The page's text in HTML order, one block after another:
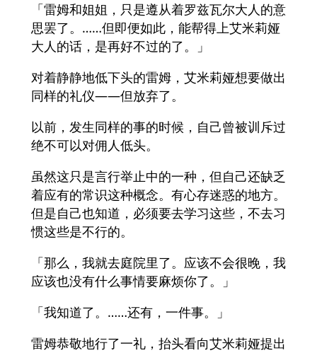
「雷姆和姐姐，只是遵从着罗兹瓦尔大人的意
思罢了。……但即便如此，能帮得上艾米莉娅
大人的话，是再好不过的了。」
对着静静地低下头的雷姆，艾米莉娅想要做出
同样的礼仪——但放弃了。
以前，发生同样的事的时候，自己曾被训斥过
绝不可以对佣人低头。
虽然这只是言行举止中的一种，但自己还缺乏
着应有的常识这种概念。有心存迷惑的地方。
但是自己也知道，必须要去学习这些，不去习
惯这些是不行的。
「那么，我就去庭院里了。应该不会很晚，我
应该也没有什么事情要麻烦你了。」
「我知道了。……还有，一件事。」
雷姆恭敬地行了一礼，抬头看向艾米莉娅提出